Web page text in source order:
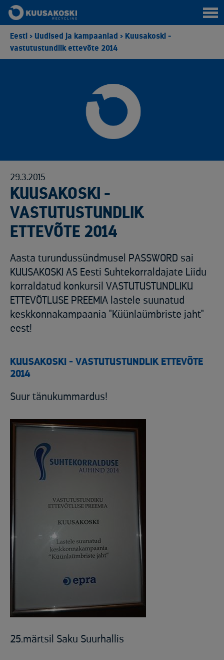
Eesti > Uudised ja kampaaniad > Kuusakoski -
vastutustundlik ettevõte 2014
29.3.2015
KUUSAKOSKI -
VASTUTUSTUNDLIK
ETTEVÕTE 2014
Aasta turundussündmusel PASSWORD sai
KUUSAKOSKI AS Eesti Suhtekorraldajate Liidu
korraldatud konkursil VASTUTUSTUNDLIKU
ETTEVÕTLUSE PREEMIA lastele suunatud
keskkonnakampaania "Küünlaümbriste jaht"
eest!
KUUSAKOSKI - VASTUTUSTUNDLIK ETTEVÕTE
2014
Suur tänukummardus!
25.märtsil Saku Suurhallis